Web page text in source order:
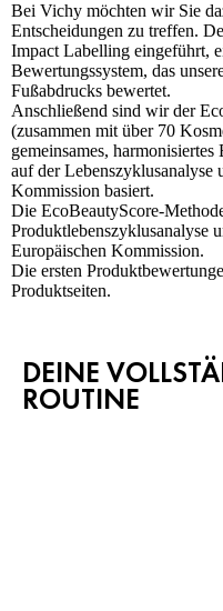
Bei Vichy möchten wir Sie
Entscheidungen zu treffen.
Impact Labelling eingeführt,
Bewertungssystem, das
Fußabdrucks bewertet.
Anschließend sind wir der
(zusammen mit über 70
gemeinsames,
auf der Lebenszyklusanalyse
Kommission basiert.
Die EcoBeautyScore-
Produktlebenszyklusanalyse
Europäischen Kommission.
Die ersten
Produktseiten.
DEINE
ROUTINE